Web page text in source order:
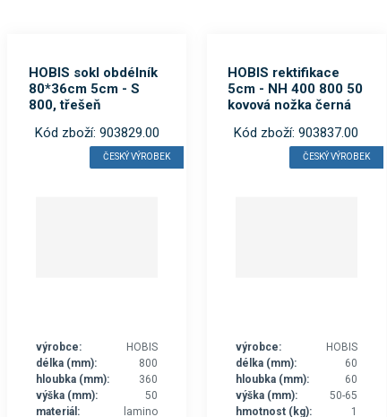
HOBIS sokl obdélník
80*36cm 5cm - S
800, třešeň
Kód zboží: 903829.00
ČESKÝ VÝROBEK
výrobce:
HOBIS
délka (mm):
800
hloubka (mm):
360
výška (mm):
50
materiál:
lamino
HOBIS rektifikace
5cm - NH 400 800 50
kovová nožka černá
Kód zboží: 903837.00
ČESKÝ VÝROBEK
výrobce:
HOBIS
délka (mm):
60
hloubka (mm):
60
výška (mm):
50-65
hmotnost (kg):
1